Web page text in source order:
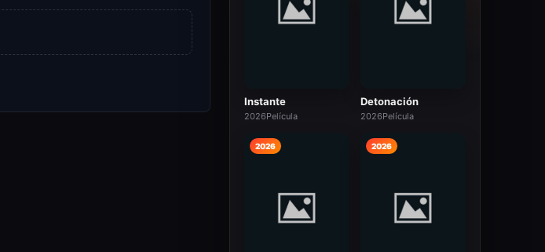
Instante
2026Película
Detonación
2026Película
2026 2026